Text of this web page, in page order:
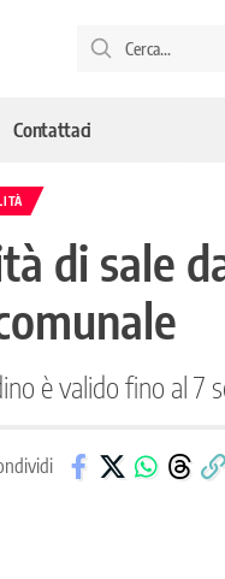
Contattaci
di sale
è valido fino al 7